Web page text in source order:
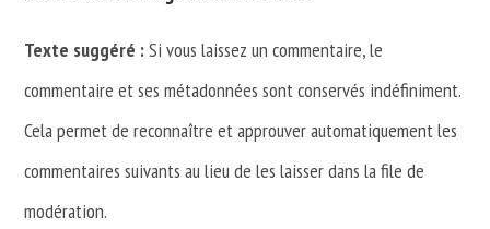
Texte suggéré :Si vous laissez un commentaire, le
commentaire et ses métadonnées sont conservés indéfiniment.
Cela permet de reconnaître et approuver automatiquement les
commentaires suivants au lieu de les laisser dans la file de
modération.